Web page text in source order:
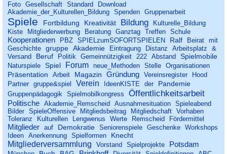
Foto Gesellschaft Standard
Download
Akademie_der_Kulturellen_Bildung Spenden Gruppenarbeit
Spiele Fortbildung Kreativität Bildung
Kulturelle_Bildung
Kiste
Mitgliederwerbung Beratung Ganztag Treffen Schule
Kooperationen PBZ SPIELzumSOFORTSPIELEN Ralf Beirat mit
Geschichte gruppe Akademie Eintragung Distanz Arbeitsplatz
&
Versand
Beruf Politik Gemeinnützigkeit 222 Abstand Spielmobile
Naturspiele Spiel Forum neue_Methoden Stelle Organisationen
Präsentation Arbeit Magazin Gründung Vereinsregister
Hood
Partner gruppe&spiel Verein IdeenKISTE der Pandemie
Gruppenpädagogik Spielmobilkongress Öffentlichkeitsarbeit
Politische Akademie_Remscheid Ausnahmesituation Spieleabend
Bilder SpieleOffensive Mitgliedsbeitrag Mitgliedschaft Vorhaben
Toleranz
Kulturellen Lengwenus Werte Remscheid Fördermittel
Mitglieder auf Demokratie Seniorenspiele Geschenke Workshops
Ideen Anerkennung Spielformen Knecht
Mitgliederversammlung Vorstand Spielprojekte Potsdam